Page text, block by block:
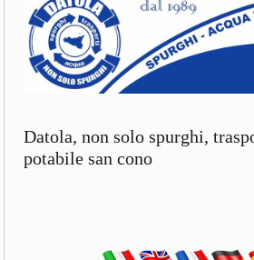
Datola, non solo spurghi,
potabile san cono